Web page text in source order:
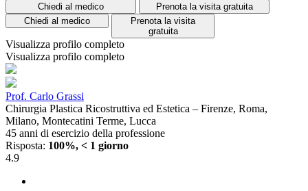
Chiedi al medico
Prenota la visita gratuita
Chiedi al medico
Prenota la visita
gratuita
Visualizza profilo completo
Visualizza profilo completo
Prof. Carlo Grassi
Chirurgia Plastica Ricostruttiva ed Estetica – Firenze, Roma,
Milano, Montecatini Terme, Lucca
45 anni di esercizio della professione
Risposta: 100%, < 1 giorno
4.9